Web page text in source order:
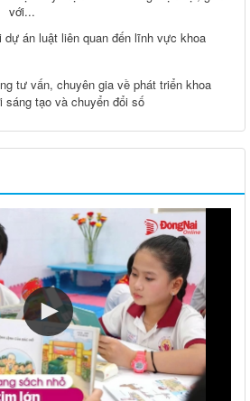
với...
án luật liên quan đến lĩnh vực khoa
tư vấn, chuyên gia về phát triển khoa
sáng tạo và chuyển đổi số